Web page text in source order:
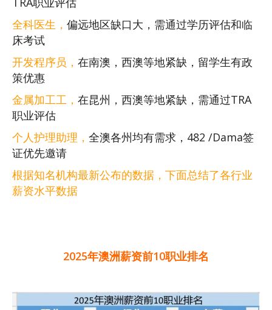
全科医生， 偏远地区缺口大，需通过学历评估和临
床考试
开发程序员， 在南澳，西澳等地紧缺，留学生有政
策优惠
金属加工工， 在昆州，西澳等地紧缺，需通过TRA
职业评估‌
个人护理助理， 全澳各州均有需求，482 /Dama签
证优先邀请
根据知名机构最新公布的数据，下面总结了各行业
薪资水平数据
2025年澳洲薪资前10职业排名